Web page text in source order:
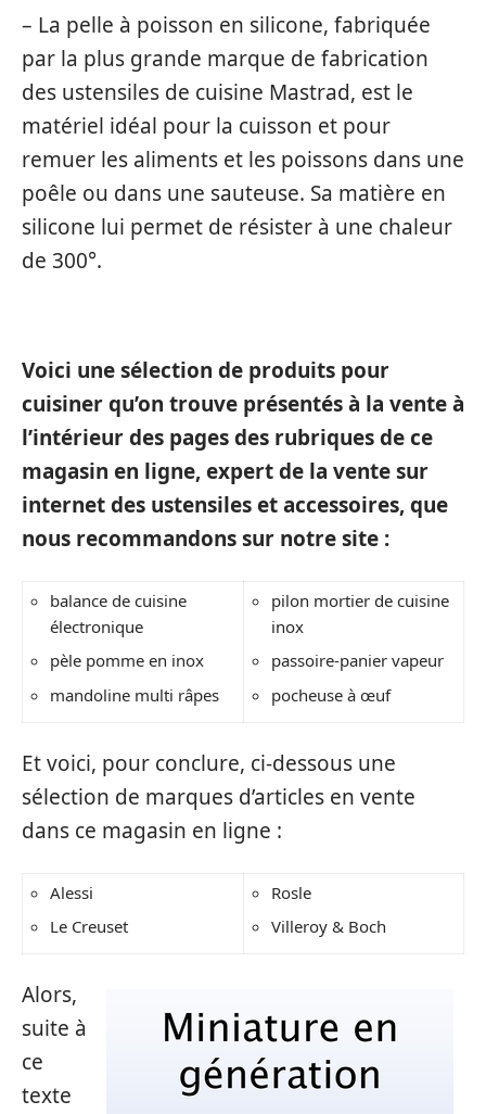
– La pelle à poisson en silicone, fabriquée
par la plus grande marque de fabrication
des ustensiles de cuisine Mastrad, est le
matériel idéal pour la cuisson et pour
remuer les aliments et les poissons dans une
poêle ou dans une sauteuse. Sa matière en
silicone lui permet de résister à une chaleur
de 300°.
Voici une sélection de produits pour
cuisiner qu’on trouve présentés à la vente à
l’intérieur des pages des rubriques de ce
magasin en ligne, expert de la vente sur
internet des ustensiles et accessoires, que
nous recommandons sur notre site :
balance de cuisine
électronique
pèle pomme en inox
mandoline multi râpes
pilon mortier de cuisine
inox
passoire-panier vapeur
pocheuse à œuf
Et voici, pour conclure, ci-dessous une
sélection de marques d’articles en vente
dans ce magasin en ligne :
Alessi
Le Creuset
Rosle
Villeroy & Boch
Alors,
suite à
ce
texte